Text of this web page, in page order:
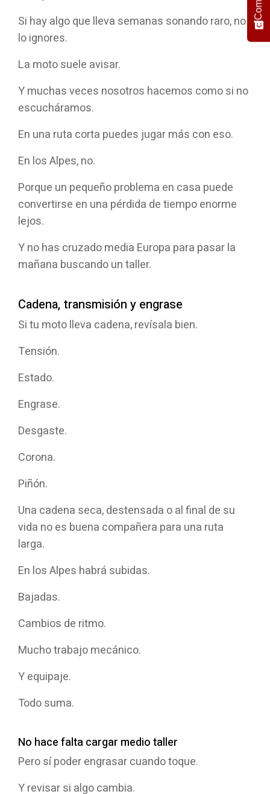
Si hay algo que lleva semanas sonando raro, no
lo ignores.
La moto suele avisar.
Y muchas veces nosotros hacemos como si no
escucháramos.
En una ruta corta puedes jugar más con eso.
En los Alpes, no.
Porque un pequeño problema en casa puede
convertirse en una pérdida de tiempo enorme
lejos.
Y no has cruzado media Europa para pasar la
mañana buscando un taller.
Cadena, transmisión y engrase
Si tu moto lleva cadena, revísala bien.
Tensión.
Estado.
Engrase.
Desgaste.
Corona.
Piñón.
Una cadena seca, destensada o al final de su
vida no es buena compañera para una ruta
larga.
En los Alpes habrá subidas.
Bajadas.
Cambios de ritmo.
Mucho trabajo mecánico.
Y equipaje.
Todo suma.
No hace falta cargar medio taller
Pero sí poder engrasar cuando toque.
Y revisar si algo cambia.